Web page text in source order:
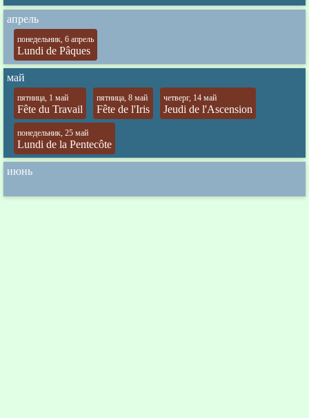
апрель
понедельник, 6 апрель
Lundi de Pâques
май
пятница, 1 май
Fête du Travail
пятница, 8 май
Fête de l'Iris
четверг, 14 май
Jeudi de l'Ascension
понедельник, 25 май
Lundi de la Pentecôte
июнь